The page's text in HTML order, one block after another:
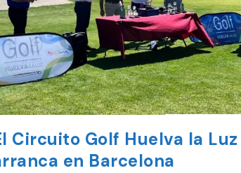
Circuito Golf Huelva la Luz
en Barcelona